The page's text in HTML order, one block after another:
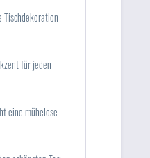
für jeden
eine mühelose